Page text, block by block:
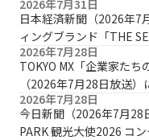
出演いたしました。
2026年7月31日
日本経済新聞（2026年7
ィングブランド「THE
掲載されました。
2026年7月28日
TOKYO MX「企業家たち
（2026年7月28日放送
たしました。
2026年7月28日
今日新聞（2026年7月28
PARK 観光大使2026 コ